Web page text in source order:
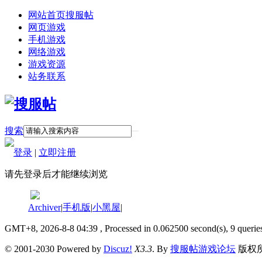
网站首页搜服帖
网页游戏
手机游戏
网络游戏
游戏资源
站务联系
搜索
登录 | 立即注册
请先登录后才能继续浏览
Archiver|手机版|小黑屋|
GMT+8, 2026-8-8 04:39 , Processed in 0.062500 second(s), 9
© 2001-2030 Powered by Discuz! X3.3. By 搜服帖游戏论坛 版权